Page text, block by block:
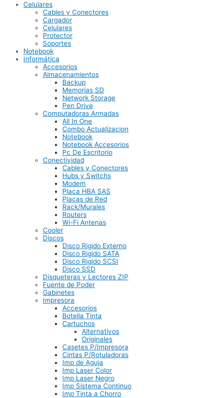
Celulares
Cables y Conectores
Cargador
Celulares
Protector
Soportes
Notebook
Informática
Accesorios
Almacenamientos
Backup
Memorias SD
Network Storage
Pen Drive
Computadoras Armadas
All In One
Combo Actualizacion
Notebook
Notebook Accesorios
Pc De Escritorio
Conectividad
Cables y Conectores
Hubs y Switchs
Modem
Placa HBA SAS
Placas de Red
Rack/Murales
Routers
Wi-Fi Antenas
Cooler
Discos
Disco Rigido Externo
Disco Rigido SATA
Disco Rigido SCSI
Disco SSD
Disqueteras y Lectores ZIP
Fuente de Poder
Gabinetes
Impresora
Accesorios
Botella Tinta
Cartuchos
Alternativos
Originales
Casetes P/Impresora
Cintas P/Rotuladoras
Imp de Aguja
Imp Laser Color
Imp Laser Negro
Imp Sistema Continuo
Imp Tinta a Chorro